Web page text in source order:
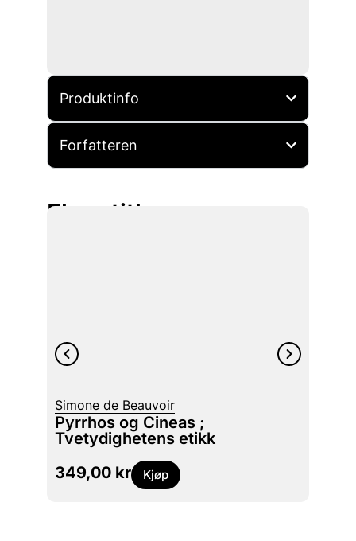
Produktinfo
Forfatteren
Flere titler
Simone de Beauvoir
Pyrrhos og Cineas ;
Tvetydighetens etikk
349,00 kr Kjøp